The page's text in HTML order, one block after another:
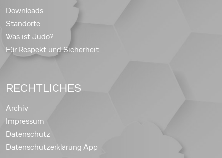
Downloads
Standorte
Was ist Judo?
Für Respekt und Sicherheit
RECHTLICHES
Archiv
Impressum
Datenschutz
Datenschutzerklärung App